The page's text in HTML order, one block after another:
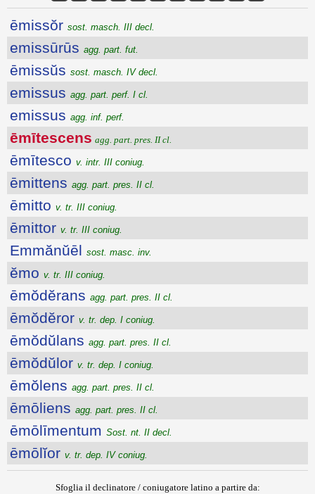
ēmissŏr sost. masch. III decl.
emissūrūs agg. part. fut.
ēmissŭs sost. masch. IV decl.
emissus agg. part. perf. I cl.
emissus agg. inf. perf.
ēmītescens agg. part. pres. II cl.
ēmītesco v. intr. III coniug.
ēmittens agg. part. pres. II cl.
ēmitto v. tr. III coniug.
ēmittor v. tr. III coniug.
Emmănŭēl sost. masc. inv.
ĕmo v. tr. III coniug.
ēmŏdĕrans agg. part. pres. II cl.
ēmŏdĕror v. tr. dep. I coniug.
ēmŏdŭlans agg. part. pres. II cl.
ēmŏdŭlor v. tr. dep. I coniug.
ēmŏlens agg. part. pres. II cl.
ēmōliens agg. part. pres. II cl.
ēmōlīmentum Sost. nt. II decl.
ēmōlĭor v. tr. dep. IV coniug.
Sfoglia il declinatore / coniugatore latino a partire da: